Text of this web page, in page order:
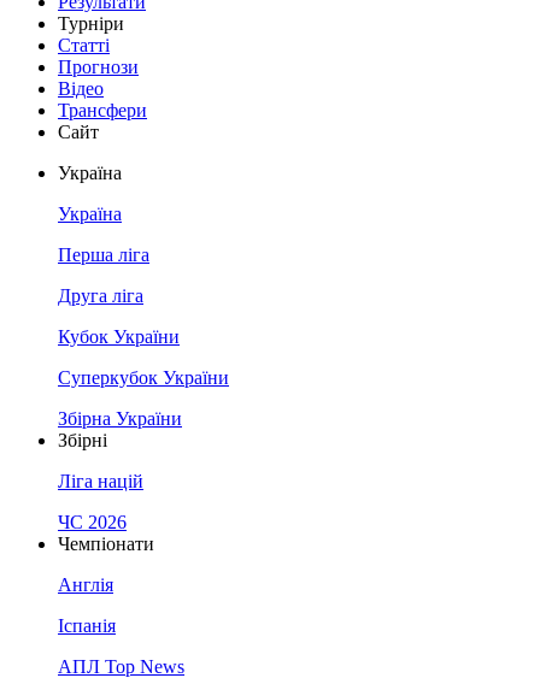
Турніри
Статті
Прогнози
Відео
Трансфери
Сайт
Україна
Україна
Перша ліга
Друга ліга
Кубок України
Суперкубок України
Збірна України
Збірні
Ліга націй
ЧС 2026
Чемпіонати
Англія
Іспанія
АПЛ Top News